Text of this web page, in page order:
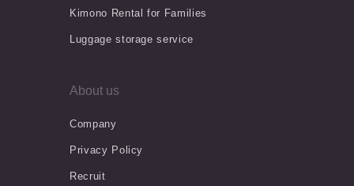
Kimono Rental for Families
Luggage storage service
About us
Company
Privacy Policy
Recruit